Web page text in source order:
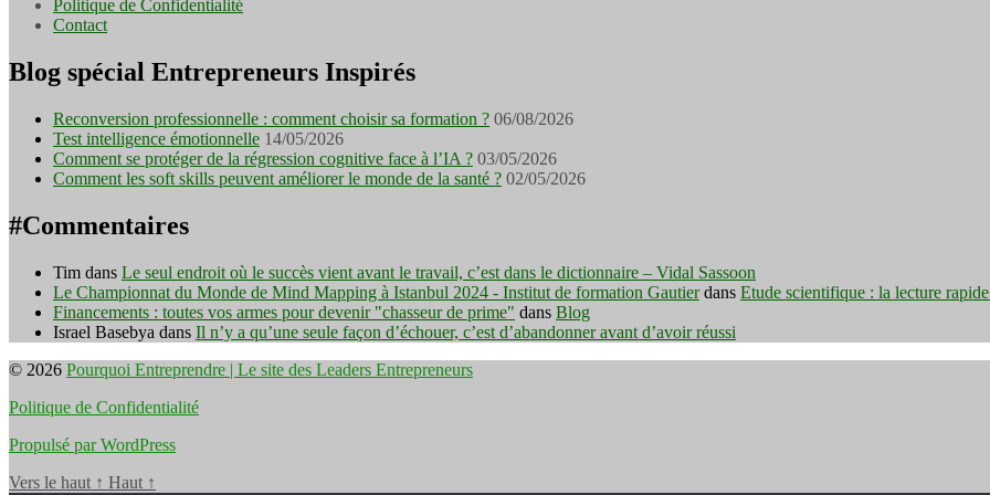
Politique de Confidentialité
Contact
Blog spécial Entrepreneurs Inspirés
Reconversion professionnelle : comment choisir sa formation ? 06/08/2026
Test intelligence émotionnelle 14/05/2026
Comment se protéger de la régression cognitive face à l’IA ? 03/05/2026
Comment les soft skills peuvent améliorer le monde de la santé ? 02/05/2026
#Commentaires
Tim dans Le seul endroit où le succès vient avant le travail, c’est dans le dictionnaire – Vidal Sassoon
Le Championnat du Monde de Mind Mapping à Istanbul 2024 - Institut de formation Gautierdans Etude scientifique : la lecture
Financements : toutes vos armes pour devenir "chasseur de prime" dans Blog
Israel Basebya dans Il n’y a qu’une seule façon d’échouer, c’est d’abandonner avant d’avoir réussi
© 2026 Pourquoi Entreprendre | Le site des Leaders Entrepreneurs
Politique de Confidentialité
Propulsé par WordPress
Vers le haut ↑ Haut ↑